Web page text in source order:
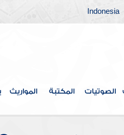
Indonesia
الصوتيات المكتبة المواريث